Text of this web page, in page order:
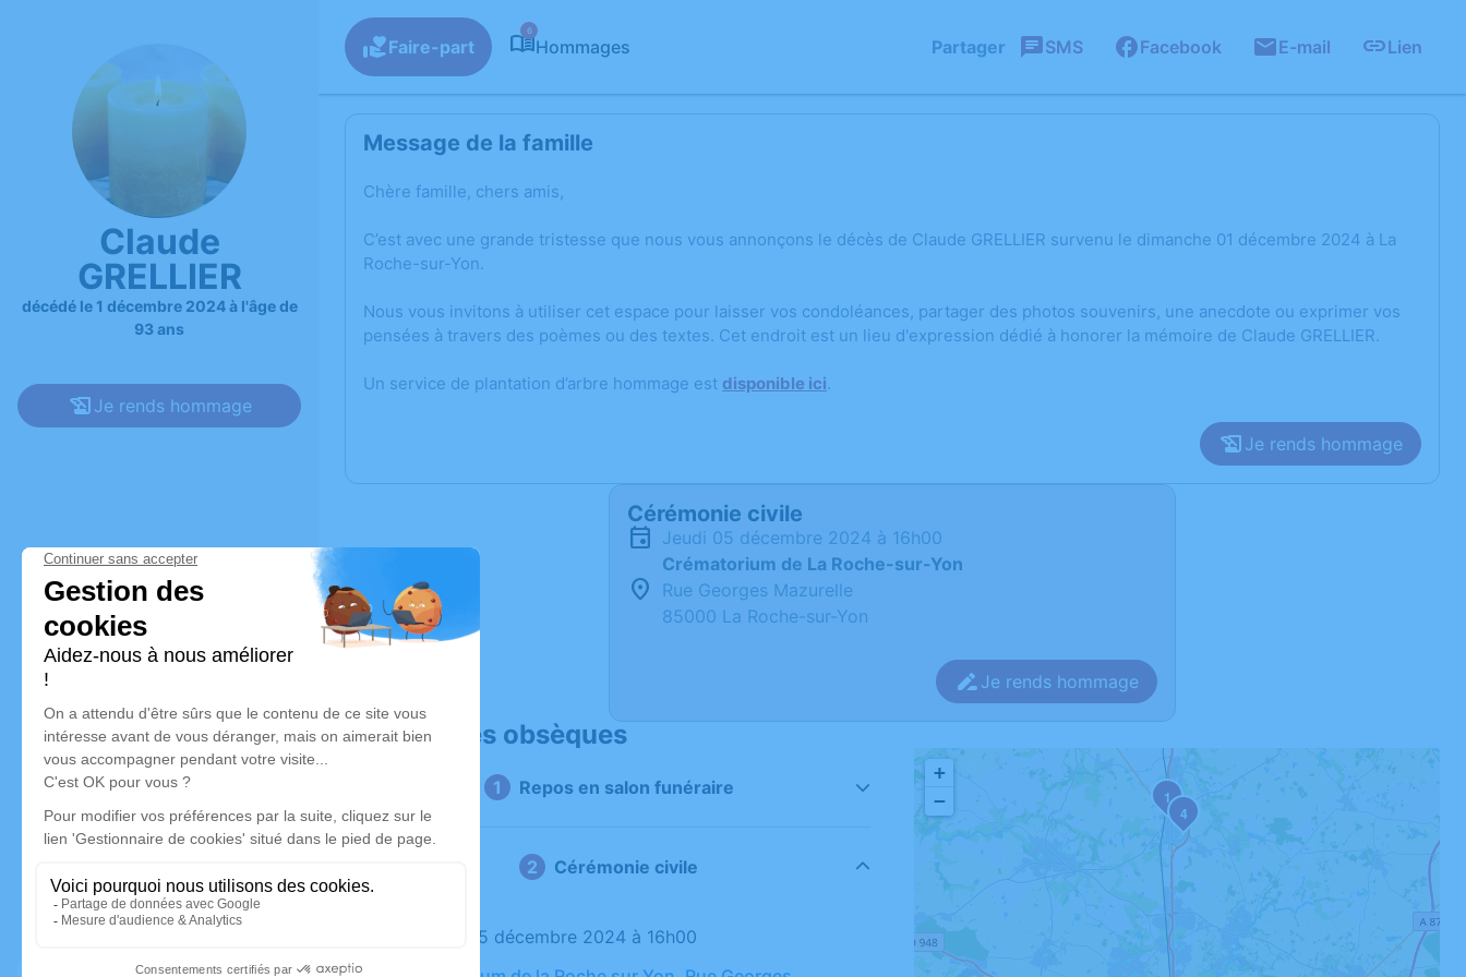
Claude
GRELLIER
décédé le 1 décembre 2024 à l'âge de
93 ans
Je rends hommage
Faire-part
6
Hommages Partager SMS Facebook E-mail Lien
Message de la famille
Chère famille, chers amis,
C’est avec une grande tristesse que nous vous annonçons le décès de Claude GRELLIER survenu le dimanche 01 décembre 2024 à La
Roche-sur-Yon.
Nous vous invitons à utiliser cet espace pour laisser vos condoléances, partager des photos souvenirs, une anecdote ou exprimer vos
pensées à travers des poèmes ou des textes. Cet endroit est un lieu d'expression dédié à honorer la mémoire de Claude GRELLIER.
Un service de plantation d’arbre hommage est disponible ici.
Je rends hommage
Cérémonie civile
jeudi 05 décembre 2024 à 16h00
Crématorium de La Roche-sur-Yon
Rue Georges Mazurelle
85000 La Roche-sur-Yon
Je rends hommage
Déroulé des obsèques
Repos en salon funéraire
Cérémonie civile
Le jeudi 05 décembre 2024 à 16h00
1
4
+
−